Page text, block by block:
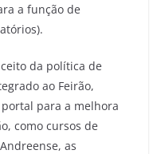
a função de
da política de
ao Feirão,
para a melhora
como cursos de
as